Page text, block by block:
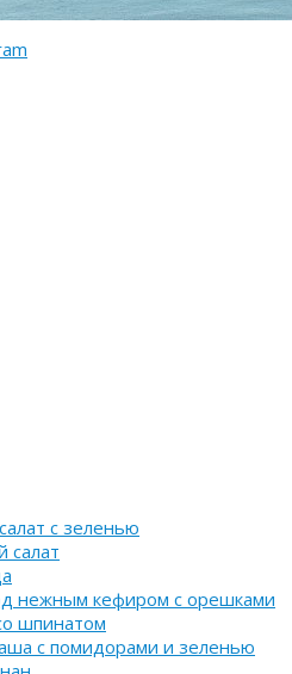
с зеленью
салат
нежным кефиром с орешками
шпинатом
с помидорами и зеленью